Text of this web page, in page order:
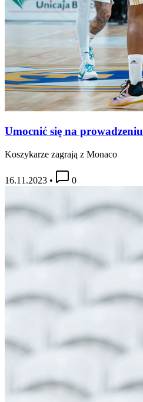
Umocnić się na prowadzeniu
Koszykarze zagrają z Monaco
16.11.2023 • 0